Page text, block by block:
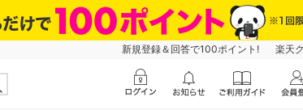
新規登録＆回答で100ポイント! 楽天